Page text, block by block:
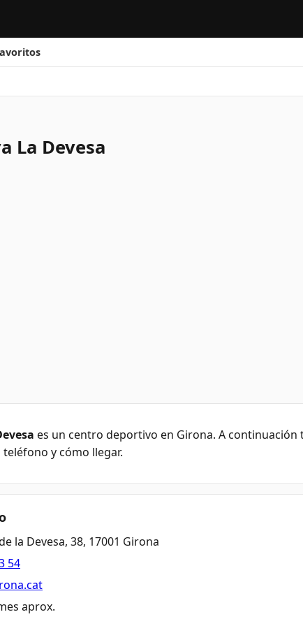
La Devesa
es un centro deportivo en Girona. A continuación
y cómo llegar.
la Devesa, 38, 17001 Girona
54
aprox.